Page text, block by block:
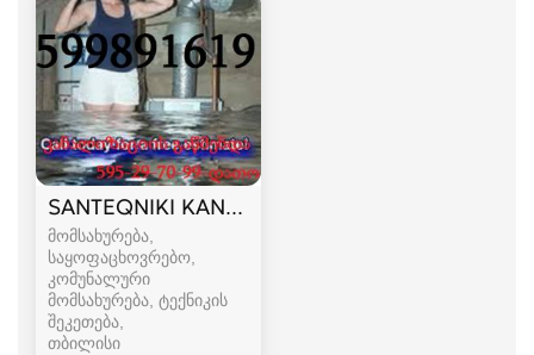
SANTEQNIKI KANALIZACIIS GAWMENDA 599
მომსახურება,
საყოფაცხოვრებო,
კომუნალური
მომსახურება, ტექნიკის
შეკეთება
თბილისი